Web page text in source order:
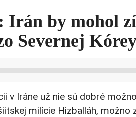
Irán by mohol
Severnej
v Iráne už nie sú dobré
milície Hizballáh,